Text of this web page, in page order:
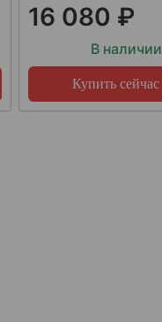
16 080 ₽
В наличии
Купить сейчас